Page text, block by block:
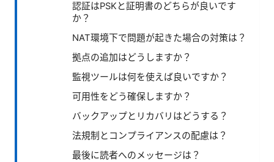
認証はPSKと証明書のどちらが良いです
か？
NAT環境下で問題が起きた場合の対策は？
拠点の追加はどうしますか？
監視ツールは何を使えば良いですか？
可用性をどう確保しますか？
バックアップとリカバリはどうする？
法規制とコンプライアンスの配慮は？
最後に読者へのメッセージは？